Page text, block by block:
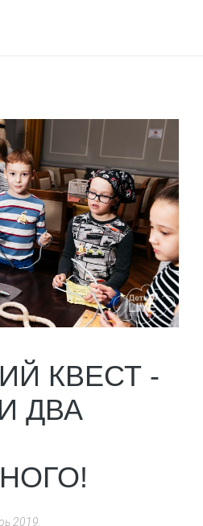
КВЕСТ -
ДВА
2019